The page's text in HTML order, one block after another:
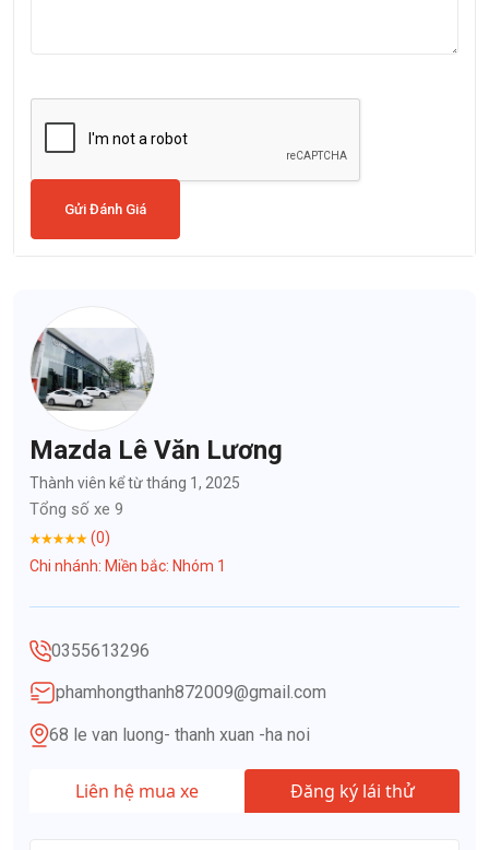
Gửi Đánh Giá
Mazda Lê Văn Lương
Thành viên kể từ tháng 1, 2025
Tổng số xe 9
(0)
Chi nhánh: Miền bắc: Nhóm 1
0355613296
phamhongthanh872009@gmail.com
68 le van luong- thanh xuan -ha noi
Liên hệ mua xe Đăng ký lái thử